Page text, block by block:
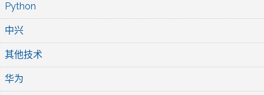
Python
中兴
其他技术
华为